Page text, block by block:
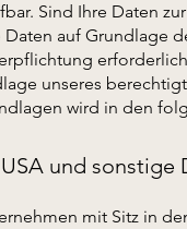
Sind Ihre Daten
auf Grundlage
unseres
wird in den
und sonstige
mit Sitz in